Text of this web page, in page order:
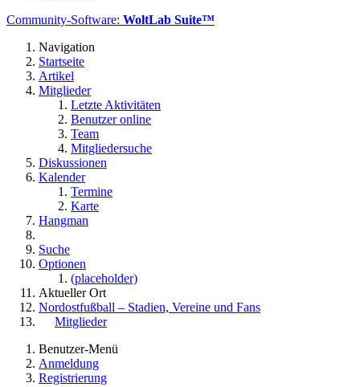
Community-Software: WoltLab Suite™
Navigation
Startseite
Artikel
Mitglieder
Letzte Aktivitäten
Benutzer online
Team
Mitgliedersuche
Diskussionen
Kalender
Termine
Karte
Hangman
Suche
Optionen
(placeholder)
Aktueller Ort
Nordostfußball – Stadien, Vereine und Fans
Mitglieder
Benutzer-Menü
Anmeldung
Registrierung